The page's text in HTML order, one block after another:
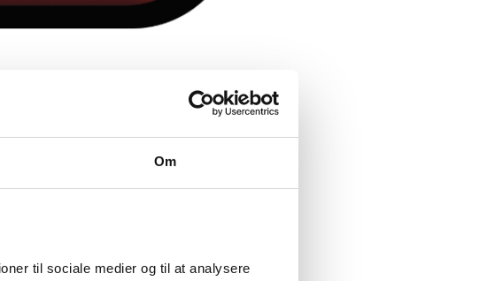
Om
til sociale medier og til at analysere
2026
dagsorden ifølge
50, 9690 Fjerritslev.